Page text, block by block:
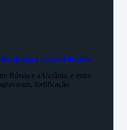
para possível invasão
Rússia e a Ucrânia, e entre
fortificação